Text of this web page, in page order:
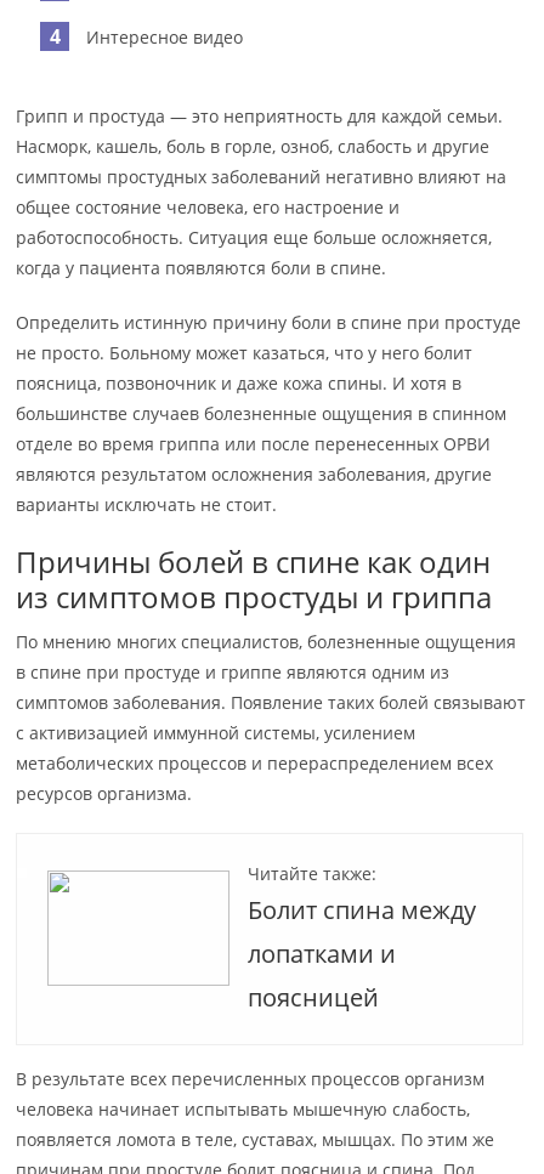
Интересное видео
Грипп и простуда — это неприятность для каждой семьи.
Насморк, кашель, боль в горле, озноб, слабость и другие
симптомы простудных заболеваний негативно влияют на
общее состояние человека, его настроение и
работоспособность. Ситуация еще больше осложняется,
когда у пациента появляются боли в спине.
Определить истинную причину боли в спине при простуде
не просто. Больному может казаться, что у него болит
поясница, позвоночник и даже кожа спины. И хотя в
большинстве случаев болезненные ощущения в спинном
отделе во время гриппа или после перенесенных ОРВИ
являются результатом осложнения заболевания, другие
варианты исключать не стоит.
Причины болей в спине как один
из симптомов простуды и гриппа
По мнению многих специалистов, болезненные ощущения
в спине при простуде и гриппе являются одним из
симптомов заболевания. Появление таких болей связывают
с активизацией иммунной системы, усилением
метаболических процессов и перераспределением всех
ресурсов организма.
Читайте также:
Болит спина между
лопатками и
поясницей
В результате всех перечисленных процессов организм
человека начинает испытывать мышечную слабость,
появляется ломота в теле, суставах, мышцах. По этим же